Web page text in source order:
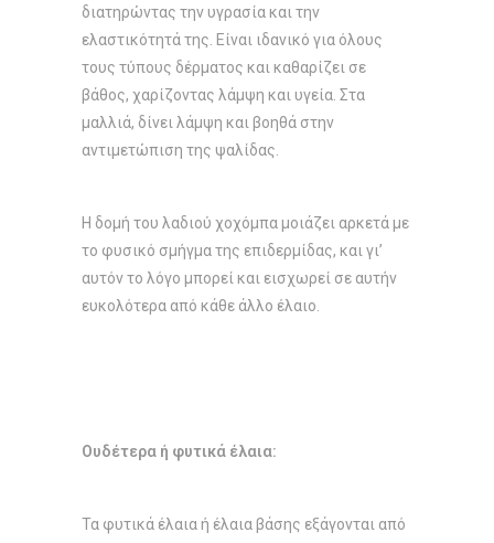
διατηρώντας την υγρασία και την
ελαστικότητά της. Είναι ιδανικό για όλους
τους τύπους δέρματος και καθαρίζει σε
βάθος, χαρίζοντας λάμψη και υγεία. Στα
μαλλιά, δίνει λάμψη και βοηθά στην
αντιμετώπιση της ψαλίδας.
Η δομή του λαδιού χοχόμπα μοιάζει αρκετά με
το φυσικό σμήγμα της επιδερμίδας, και γι’
αυτόν το λόγο μπορεί και εισχωρεί σε αυτήν
ευκολότερα από κάθε άλλο έλαιο.
Ουδέτερα ή φυτικά έλαια:
Τα φυτικά έλαια ή έλαια βάσης εξάγονται από